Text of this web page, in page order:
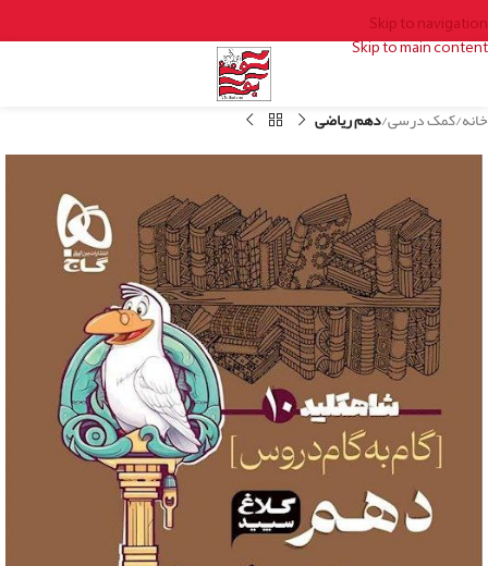
Skip to navigation
Skip to main content
خانه کمک درسی دهم ریاضی